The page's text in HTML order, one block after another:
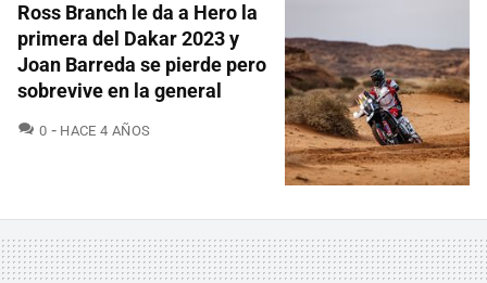
Ross Branch le da a Hero la
primera del Dakar 2023 y
Joan Barreda se pierde pero
sobrevive en la general
0 COMENTARIOS
HACE 4 AÑOS